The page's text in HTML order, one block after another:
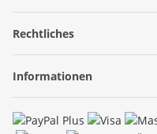
Rechtliches
Informationen